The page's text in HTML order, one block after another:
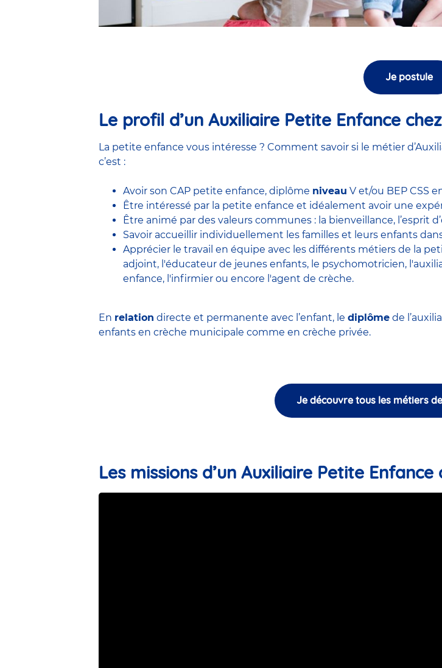
Je postule
Le profil d’un Auxiliaire Petite Enfance
La petite enfance vous intéresse ? Comment savoir si le métier
c’est :
Avoir son CAP petite enfance, diplôme niveau V et/ou BEP CSS
Être intéressé par la petite enfance et idéalement avoir une
Être animé par des valeurs communes : la bienveillance, l’esprit
Savoir accueillir individuellement les familles et leurs enfants
Apprécier le travail en équipe avec les différents métiers de la
adjoint, l'éducateur de jeunes enfants, le psychomotricien,
enfance, l'infirmier ou encore l'agent de crèche.
En relation directe et permanente avec l’enfant, le diplôme de
enfants en crèche municipale comme en crèche privée.
Je découvre tous les métiers
Les missions d’un Auxiliaire Petite Enfance